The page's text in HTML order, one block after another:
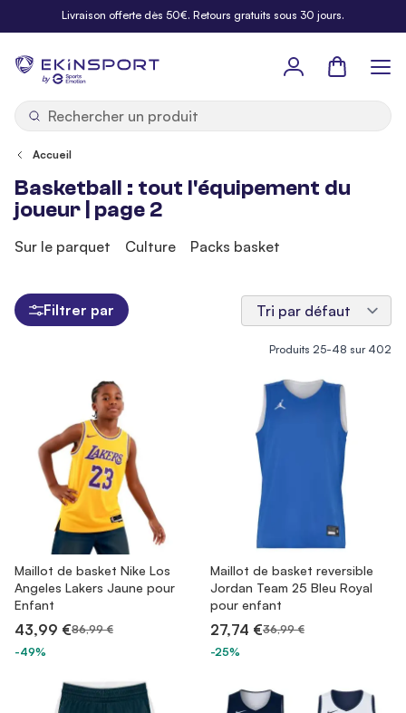
Allez au contenuLivraison offerte dès 50€. Retours gratuits sous 30 jours.
by
Panier
Accueil
Basketball : tout l'équipement du
joueur | page 2
Produits 25-48 sur 402
Maillot de basket Nike Los
Angeles Lakers Jaune pour
Enfant
43,99 €86,99 €
-49%
Maillot de basket reversible
Jordan Team 25 Bleu Royal
pour enfant
27,74 €36,99 €
-25%
Sur le parquet Culture Packs basket
Filtrer par